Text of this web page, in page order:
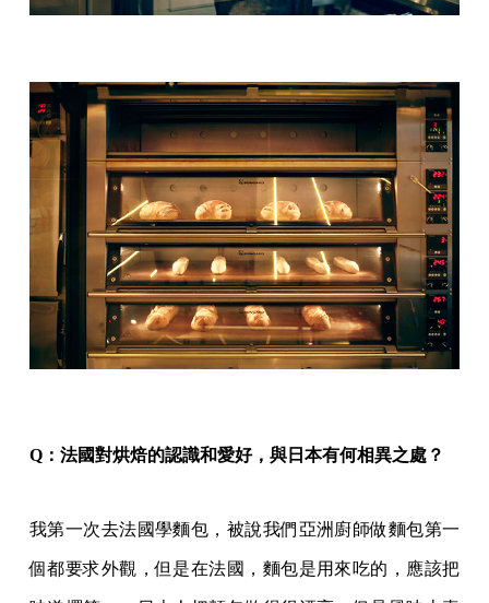
Q：法國對烘焙的認識和愛好，與日本有何相異之處？
我第一次去法國學麵包，被說我們亞洲廚師做麵包第一
個都要求外觀，但是在法國，麵包是用來吃的，應該把